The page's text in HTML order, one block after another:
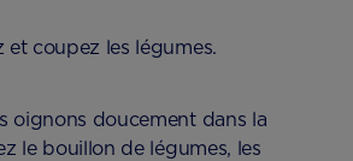
et coupez les légumes.
oignons doucement dans la
le bouillon de légumes, les